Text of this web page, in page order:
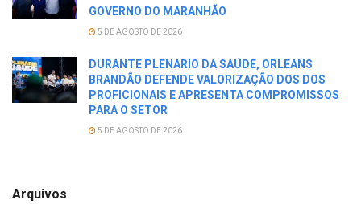
GOVERNO DO MARANHÃO
5 DE AGOSTO DE 2026
DURANTE PLENARIO DA SAÚDE, ORLEANS
BRANDÃO DEFENDE VALORIZAÇÃO DOS DOS
PROFICIONAIS E APRESENTA COMPROMISSOS
PARA O SETOR
5 DE AGOSTO DE 2026
Arquivos